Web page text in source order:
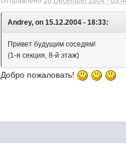
Andrey, on 15.12.2004 - 18:33:
Привет будущим соседям!
(1-я секция, 8-й этаж)
Добро пожаловать!